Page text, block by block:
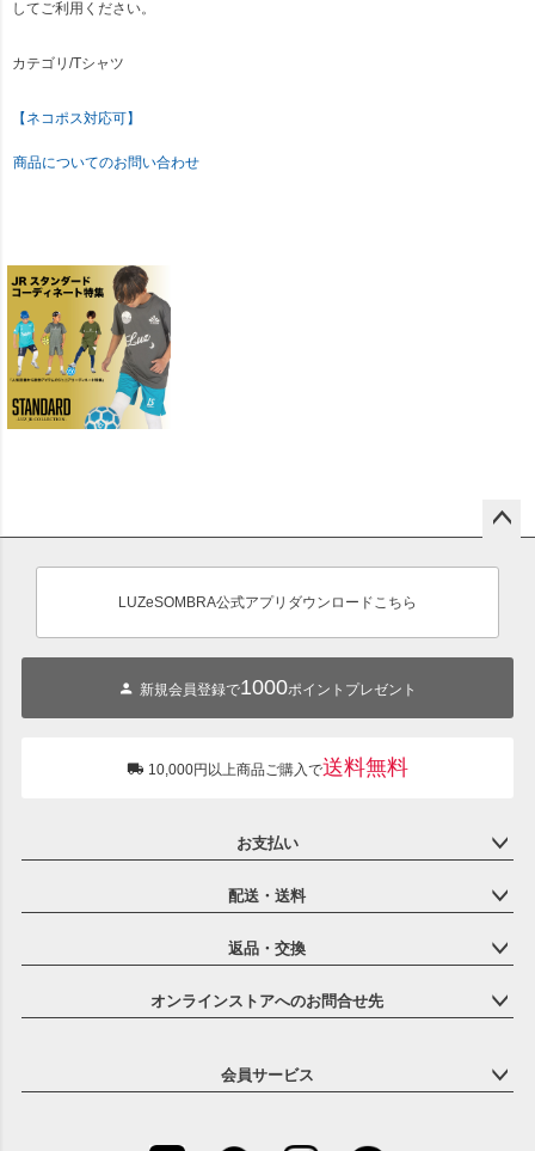
してご利用ください。
カテゴリ/Tシャツ
【ネコポス対応可】
商品についてのお問い合わせ
ジト
LUZeSOMBRA公式アプリダウンロードこちら
新規会員登録で1000ポイントプレゼント
10,000円以上商品ご購入で送料無料
お支払い
配送・送料
返品・交換
オンラインストアへのお問合せ先
会員サービス